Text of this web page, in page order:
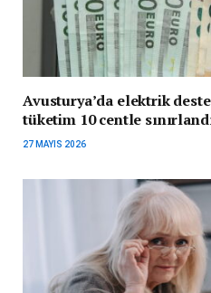
Avusturya’da elektrik
tüketim 10 centle
27 MAYIS 2026